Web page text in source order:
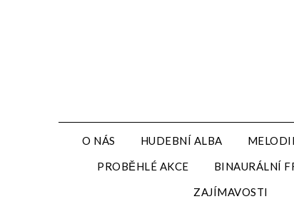
O NÁS HUDEBNÍ ALBA
PROBĚHLÉ AKCE
BINAURÁLNÍ
ZAJÍMAVOSTI